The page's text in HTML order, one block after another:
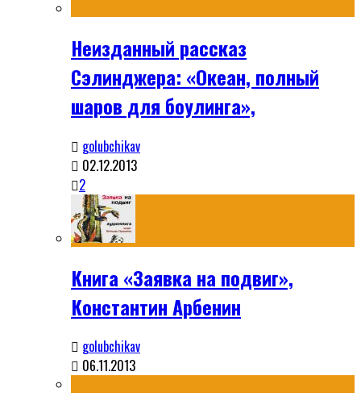
Неизданный рассказ
Сэлинджера: «Океан, полный
шаров для боулинга»,
golubchikav
02.12.2013
2
Книга «Заявка на подвиг»,
Константин Арбенин
golubchikav
06.11.2013